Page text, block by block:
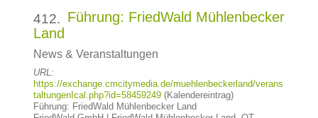
412. Führung: FriedWald Mühlenbecker
Land
News & Veranstaltungen
URL:
https://exchange.cmcitymedia.de/muehlenbeckerland/verans
taltungenIcal.php?id=58459249(Kalendereintrag)
Führung: FriedWald Mühlenbecker Land